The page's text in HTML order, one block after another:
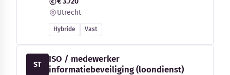
Utrecht
Hybride Vast
ST
ISO / medewerker
informatiebeveiliging (loondienst)